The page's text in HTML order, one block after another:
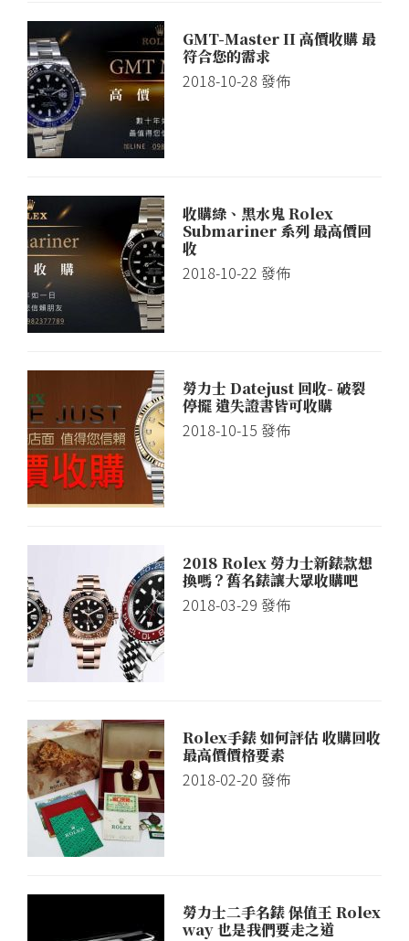
GMT-Master II 高價收購 最
符合您的需求
2018-10-28 發佈
收購綠、黑水鬼 Rolex
Submariner 系列 最高價回
收
2018-10-22 發佈
勞力士 Datejust 回收- 破裂
停擺 遺失證書皆可收購
2018-10-15 發佈
2018 Rolex 勞力士新錶款想
換嗎？舊名錶讓大眾收購吧
2018-03-29 發佈
Rolex手錶 如何評估 收購回收
最高價價格要素
2018-02-20 發佈
勞力士二手名錶 保值王 Rolex
way 也是我們要走之道